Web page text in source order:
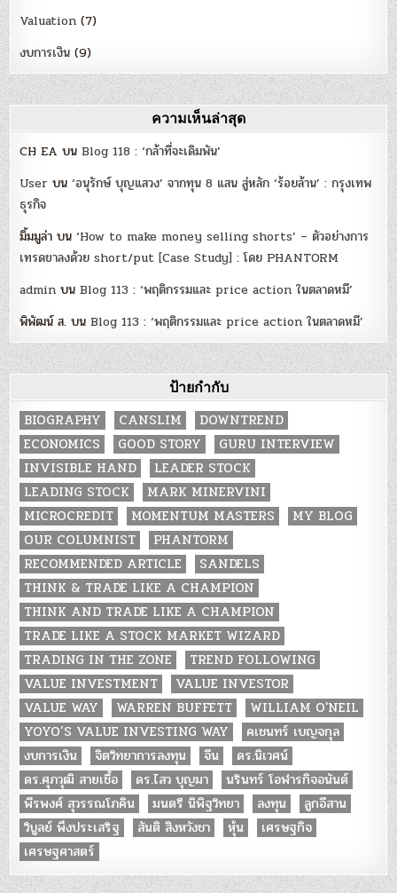
Valuation (7)
งบการเงิน (9)
ความเห็นล่าสุด
CH EA บนBlog 118 : ‘กล้าที่จะเดิมพัน’
User บน‘อนุรักษ์ บุญแสวง’ จากทุน 8 แสน สู่หลัก ‘ร้อยล้าน’ : กรุงเทพ
ธุรกิจ
มิ้มมูล่า บน‘How to make money selling shorts’ – ตัวอย่างการ
เทรดขาลงด้วย short/put [Case Study] : โดย PHANTORM
admin บนBlog 113 : ‘พฤติกรรมและ price action ในตลาดหมี’
พิพัฒน์ ส. บนBlog 113 : ‘พฤติกรรมและ price action ในตลาดหมี’
ป้ายกำกับ
BIOGRAPHY CANSLIM
DOWNTREND
ECONOMICS
GOOD STORY
GURU INTERVIEW
INVISIBLE HAND
LEADER STOCK
LEADING STOCK
MARK MINERVINI
MICROCREDIT
MOMENTUM MASTERS
MY BLOG
OUR COLUMNIST
PHANTORM
RECOMMENDED ARTICLE
SANDELS
THINK & TRADE LIKE A CHAMPION
THINK AND TRADE LIKE A CHAMPION
TRADE LIKE A STOCK MARKET WIZARD
TRADING IN THE ZONE
TREND FOLLOWING
VALUE INVESTMENT
VALUE INVESTOR
VALUE WAY
WARREN BUFFETT
WILLIAM O'NEIL
YOYO’S VALUE INVESTING WAY
คเชนทร์ เบญจกุล
งบการเงิน
จิตวิทยาการลงทุน จีน
ดร.นิเวศน์
ดร.ศุภวุฒิ สายเชื้อ
ดร.ไสว บุญมา
นรินทร์ โอฬารกิจอนันต์
พีรพงศ์ สุวรรณโภคิน
มนตรี นิพิฐวิทยา ลงทุน
ลูกอีสาน
วิบูลย์ พึงประเสริฐ
สันติ สิงหวังชา หุ้น
เศรษฐกิจ
เศรษฐศาสตร์